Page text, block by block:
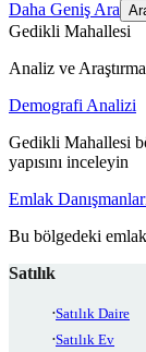
Daha Geniş Ara
Gedikli Mahallesi
Analiz ve
Demografi Analizi
Gedikli Mahallesi
yapısını inceleyin
Emlak
Bu bölgedeki emlak
Satılık
Satılık Daire
Satılık Ev